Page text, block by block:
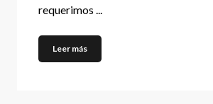
requerimos ...
Leer más